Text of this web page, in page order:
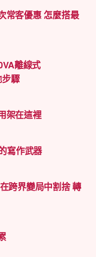
中
常客優惠 怎麼搭最
離線式
驟
架在這裡
寫作武器
跨界變局中割捨 轉